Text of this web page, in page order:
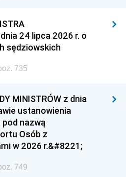
24 lipca 2026 r. o
sędziowskich
735
MINISTRÓW z dnia
ustanowienia
nazwą
Osób z
w 2026 r.&#8221;
749